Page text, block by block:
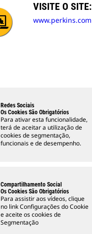
VISITE O SITE:
www.perkins.com
Redes Sociais
Os Cookies São Obrigatórios
Para ativar esta funcionalidade,
terá de aceitar a utilização de
cookies de segmentação,
funcionais e de desempenho.
Compartilhamento Social
Os Cookies São Obrigatórios
Para assistir aos vídeos, clique
no link Configurações do Cookie
e aceite os cookies de
Segmentação